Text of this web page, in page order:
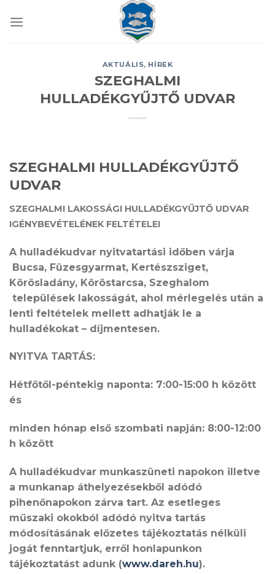
AKTUÁLIS, HÍREK
SZEGHALMI
HULLADÉKGYŰJTŐ UDVAR
SZEGHALMI HULLADÉKGYŰJTŐ
UDVAR
SZEGHALMI LAKOSSÁGI HULLADÉKGYŰJTŐ UDVAR
IGÉNYBEVÉTELÉNEK FELTÉTELEI​​
A hulladékudvar nyitvatartási időben várja​​
Bucsa, Füzesgyarmat, Kertészsziget,
Körösladány, Köröstarcsa, Szeghalom
települések lakosságát, ahol mérlegelés után a
lenti feltételek mellett adhatják le a
hulladékokat – díjmentesen.
NYITVA TARTÁS:
Hétfőtől-péntekig naponta: 7:00-15:00 h között
és
minden hónap első szombati napján: 8:00-12:00
h között
A hulladékudvar munkaszüneti napokon illetve
a munkanap áthelyezésekből adódó
pihenőnapokon zárva tart. Az esetleges
műszaki okokból adódó nyitva tartás
módosításának előzetes tájékoztatás nélküli
jogát fenntartjuk, erről honlapunkon
tájékoztatást adunk (www.dareh.hu).